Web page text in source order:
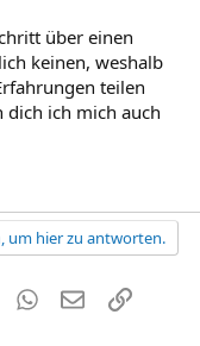
über einen
keinen, weshalb
teilen
dich ich mich auch
um hier zu antworten.
Tumblr WhatsApp
E-MailLink